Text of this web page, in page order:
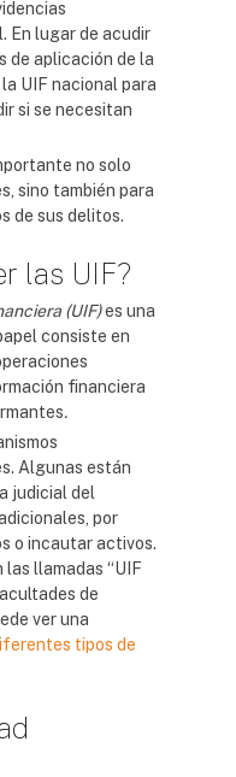
En lugar de acudir
de aplicación de la
UIF nacional para
si se necesitan
no solo
sino también para
de sus delitos.
las UIF?
(UIF)es una
consiste en
financiera
.
Algunas están
judicial del
por
o incautar activos.
llamadas “UIF
de
ver una
tipos de